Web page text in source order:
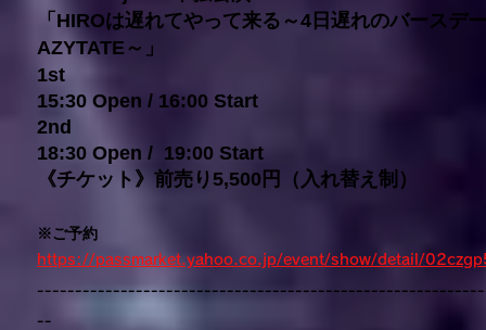
「HIROは遅れてやって来る～4日遅れのバースデ
AZYTATE～」
1st
15:30 Open / 16:00 Start
2nd
18:30 Open / 19:00 Start
《チケット》前売り5,500円（入れ替え制）
※ご予約
https://passmarket.yahoo.co.jp/event/show/detail/
--